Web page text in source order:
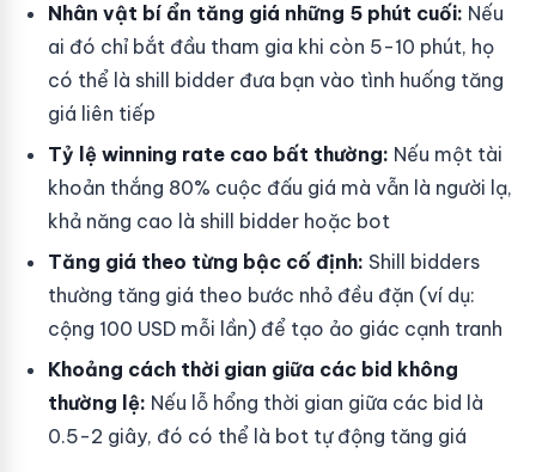
Nhân vật bí ẩn tăng giá những 5 phút cuối: Nếu
ai đó chỉ bắt đầu tham gia khi còn 5-10 phút, họ
có thể là shill bidder đưa bạn vào tình huống tăng
giá liên tiếp
Tỷ lệ winning rate cao bất thường: Nếu một tài
khoản thắng 80% cuộc đấu giá mà vẫn là người lạ,
khả năng cao là shill bidder hoặc bot
Tăng giá theo từng bậc cố định: Shill bidders
thường tăng giá theo bước nhỏ đều đặn (ví dụ:
cộng 100 USD mỗi lần) để tạo ảo giác cạnh tranh
Khoảng cách thời gian giữa các bid không
thường lệ: Nếu lỗ hổng thời gian giữa các bid là
0.5-2 giây, đó có thể là bot tự động tăng giá